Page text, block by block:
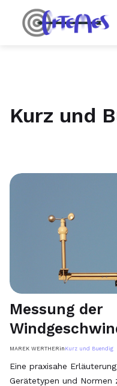
Kurz und
Messung der
MAREK WERTHERin Kurz und Buendig
Eine praxisahe
Gerätetypen und Normen